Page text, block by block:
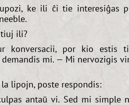
ke ili ĉi tie interesiĝas
tiuj ili?
konversacii, por kio estis
mi. — Mi nervozigis
lipojn, poste respondis:
antaŭ vi. Sed mi simple